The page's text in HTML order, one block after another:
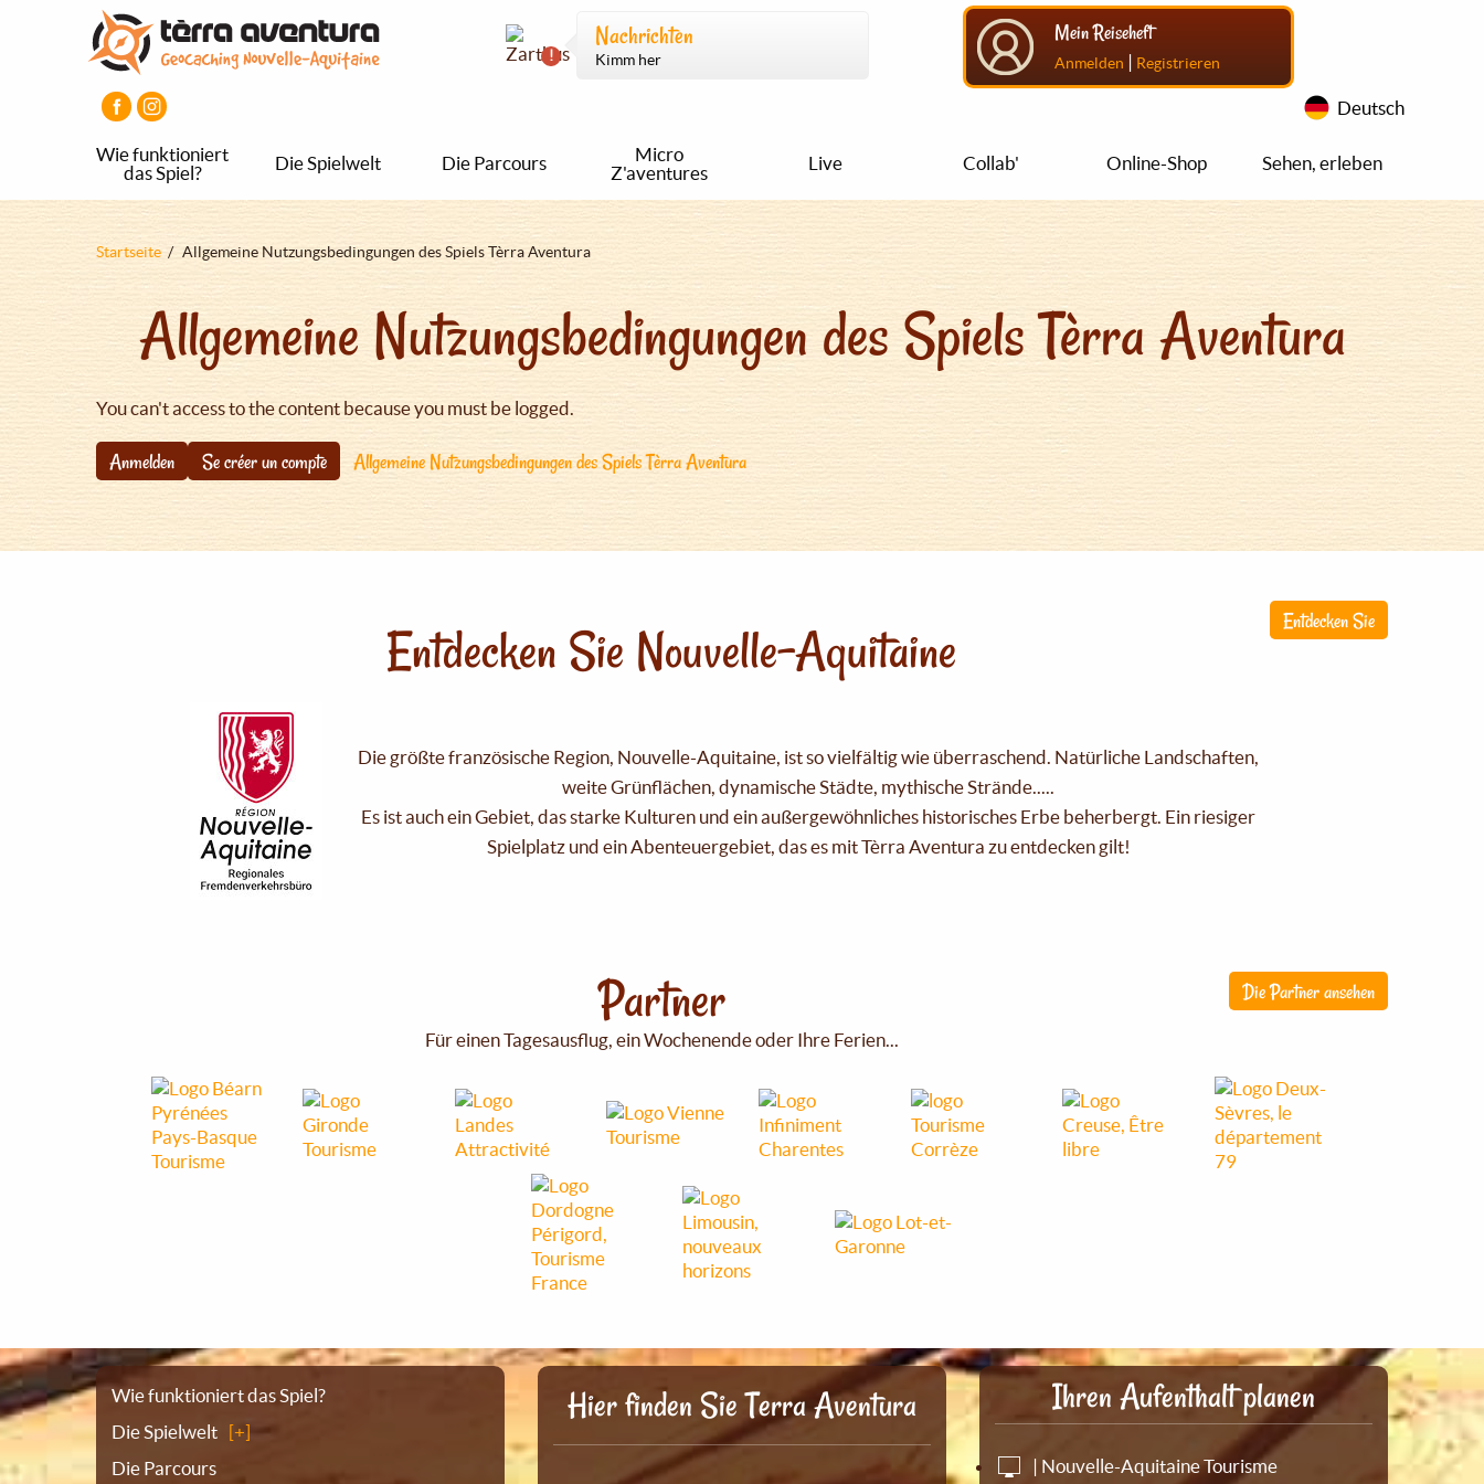
Nachrichten
Kimm her
Mein Reiseheft
Anmelden | Registrieren
Deutsch
Wie funktioniert
das Spiel?
Die Spielwelt Die Parcours
Micro
Z'aventures
Live Collab' Online-Shop Sehen, erleben
Pfadnavigation
Startseite Allgemeine Nutzungsbedingungen des Spiels Tèrra Aventura
Allgemeine Nutzungsbedingungen des Spiels Tèrra Aventura
You can't access to the content because you must be logged.
Anmelden Se créer un compte Allgemeine Nutzungsbedingungen des Spiels Tèrra Aventura
Entdecken Sie
Entdecken Sie Nouvelle-Aquitaine
Die größte französische Region, Nouvelle-Aquitaine, ist so vielfältig wie überraschend. Natürliche Landschaften,
weite Grünflächen, dynamische Städte, mythische Strände.....
Es ist auch ein Gebiet, das starke Kulturen und ein außergewöhnliches historisches Erbe beherbergt. Ein riesiger
Spielplatz und ein Abenteuergebiet, das es mit Tèrra Aventura zu entdecken gilt!
Die Partner ansehen
Partner
Für einen Tagesausflug, ein Wochenende oder Ihre Ferien...
Sitemap
Wie funktioniert das Spiel?
Die Spielwelt
Die Parcours
Hier finden Sie Terra Aventura Ihren Aufenthalt planen
| Nouvelle-Aquitaine Tourisme